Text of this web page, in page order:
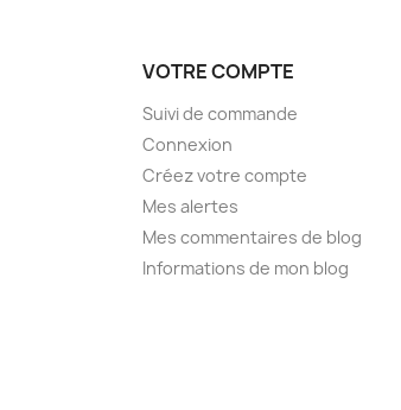
VOTRE COMPTE
Suivi de commande
Connexion
Créez votre compte
Mes alertes
Mes commentaires de blog
Informations de mon blog